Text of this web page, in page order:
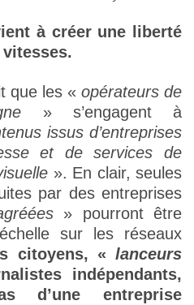
à créer une liberté
vitesses.
que les « opérateurs de
» s’engagent à
issus d’entreprises
et de services de
». En clair, seules
par des entreprises
» pourront être
sur les réseaux
citoyens, «lanceurs
indépendants,
d’une entreprise